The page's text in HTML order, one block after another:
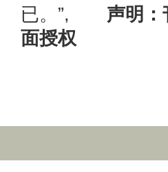
已。”, 声明
面授权